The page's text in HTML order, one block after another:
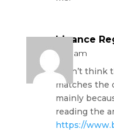
binance
2:39 am
I don’t think
matches the
mainly
reading the
https://